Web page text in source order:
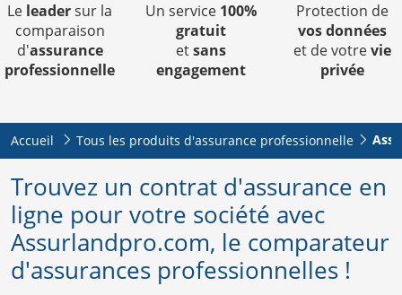
Le leadersur la
comparaison
d'assurance
professionnelle
Un service 100%
gratuit
etsans
engagement
Protection de
vos données
et de votrevie
privée
Accueil Tous les produits d'assurance professionnelle
Trouvez un contrat d'assurance en
ligne pour votre société avec
Assurlandpro.com, le comparateur
d'assurances professionnelles !